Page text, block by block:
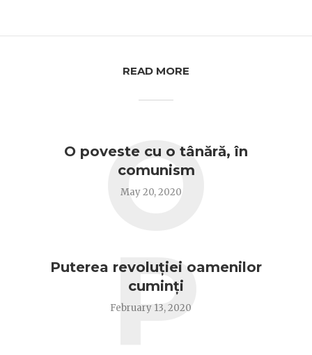
READ MORE
O poveste cu o tânără, în
comunism
May 20, 2020
O
Puterea revoluției oamenilor
cuminți
February 13, 2020
P